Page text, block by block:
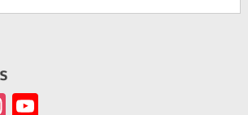
Instagram
YouTube